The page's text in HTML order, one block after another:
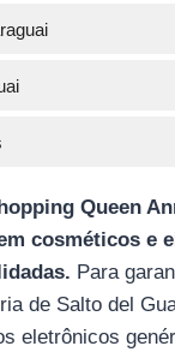
Queen
cosméticos e
Para
de Salto del
eletrônicos